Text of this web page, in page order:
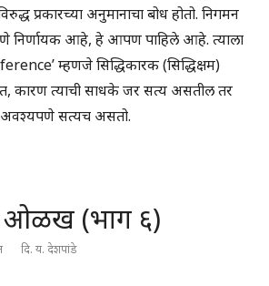
प्रकारच्या अनुमानाचा बोध होतो. निगमन
निर्णायक आहे, हे आपण पाहिले आहे. त्याला
म्हणजे सिद्धिकारक (सिद्धिक्षम)
कारण त्याची साधके जर सत्य असतील तर
अवश्यपणे सत्यच असतो.
ओळख (भाग ६)
दि. य. देशपांडे